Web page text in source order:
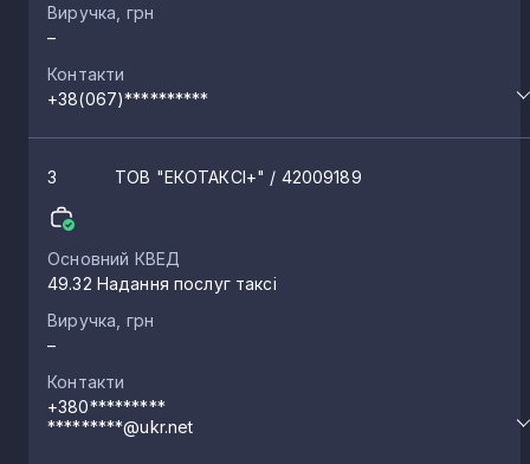
Виручка, грн
–
Контакти
+38(067)**********
3 ТОВ "ЕКОТАКСІ+" / 42009189
Основний КВЕД
49.32 Надання послуг таксі
Виручка, грн
–
Контакти
+380*********
*********@ukr.net